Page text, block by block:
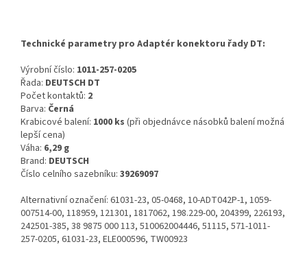
Technické parametry pro Adaptér konektoru řady DT:
Výrobní číslo: 1011-257-0205
Řada: DEUTSCH DT
Počet kontaktů: 2
Barva: Černá
Krabicové balení: 1000 ks (při objednávce násobků balení možná
lepší cena)
Váha: 6,29 g
Brand: DEUTSCH
Číslo celního sazebníku: 39269097
Alternativní označení: 61031-23, 05-0468, 10-ADT042P-1, 1059-
007514-00, 118959, 121301, 1817062, 198.229-00, 204399, 226193,
242501-385, 38 9875 000 113, 510062004446, 51115, 571-1011-
257-0205, 61031-23, ELE000596, TW00923